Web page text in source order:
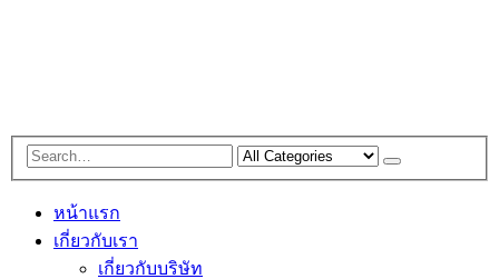
หน้าแรก
เกี่ยวกับเรา
เกี่ยวกับบริษัท